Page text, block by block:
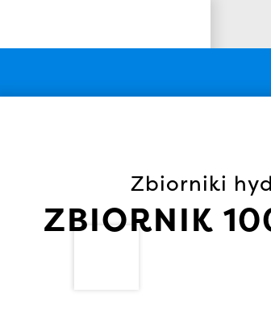
Zbiorniki
ZBIORNIK